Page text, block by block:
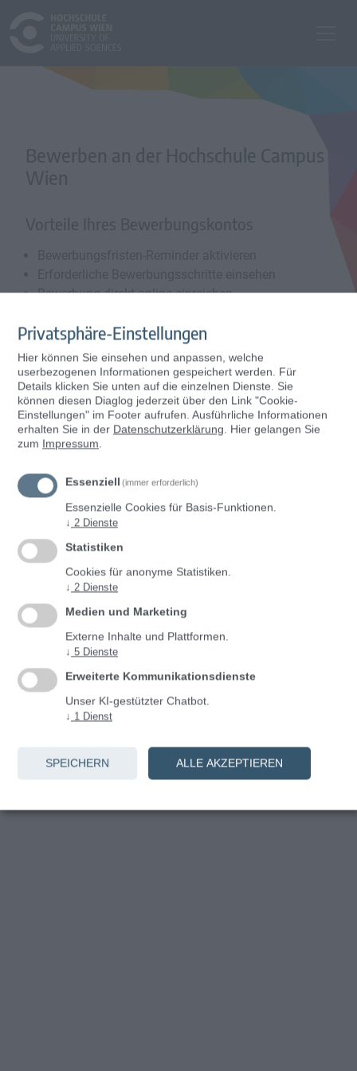
Bewerbung direkt online einreichen
Anmeldung Registrierung
Mit ID Austria anmelden
Anmeldung ohne ID Austria
Benutzer*innenname
Passwort
Passwort vergessen?
Privatsphäre-Einstellungen
Hier können Sie einsehen und anpassen, welche
userbezogenen Informationen gespeichert werden. Für
Details klicken Sie unten auf die einzelnen Dienste. Sie
können diesen Diaglog jederzeit über den Link "Cookie-
Einstellungen" im Footer aufrufen. Ausführliche Informationen
erhalten Sie in der Datenschutzerklärung. Hier gelangen Sie
zum Impressum.
Essenziell (immer erforderlich)
Essenzielle Cookies für Basis-Funktionen.
↓ 2 Dienste
Statistiken
Cookies für anonyme Statistiken.
↓ 2 Dienste
Medien und Marketing
Externe Inhalte und Plattformen.
↓ 5 Dienste
Erweiterte Kommunikationsdienste
Unser KI-gestützter Chatbot.
↓ 1 Dienst
SPEICHERN ALLE AKZEPTIEREN